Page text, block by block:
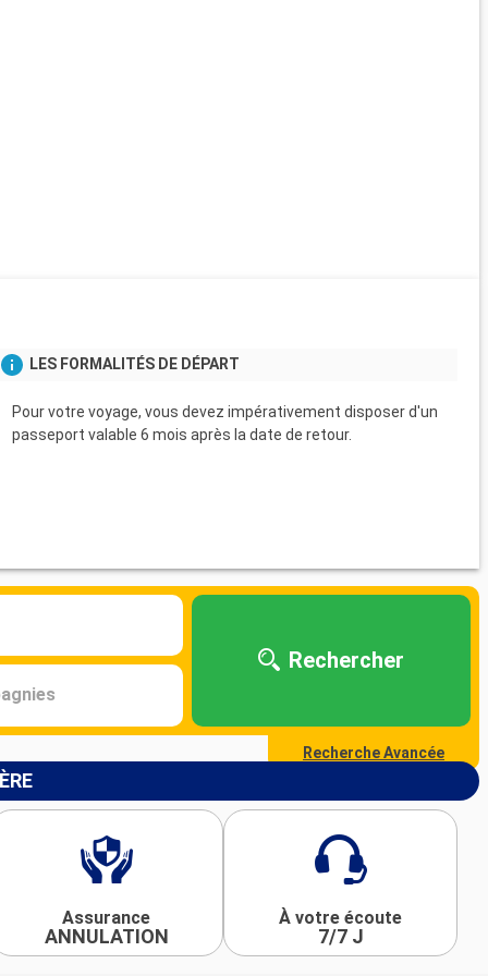
LES FORMALITÉS DE DÉPART
Pour votre voyage, vous devez impérativement disposer d'un
passeport valable 6 mois après la date de retour.
Rechercher
Recherche Avancée
Assurance
ANNULATION
À votre écoute
7/7 J